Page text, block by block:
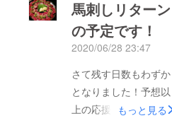
回ないし３回に分けざ
るを得なくなってしま
いましたのでご報告い
たします。なんとか７
月後半までにはすべて
発送させていただきま
すので大変申し訳ない
馬刺しリターン
の予定です！
2020/06/28 23:47
さて残す日数もわずか
となりました！予想以
上の応援に驚くばかり
もっと見る